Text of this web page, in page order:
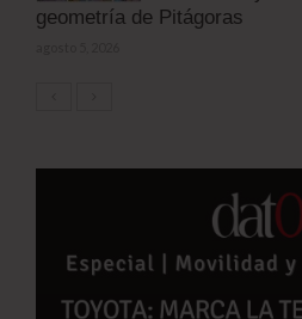
geometría de Pitágoras